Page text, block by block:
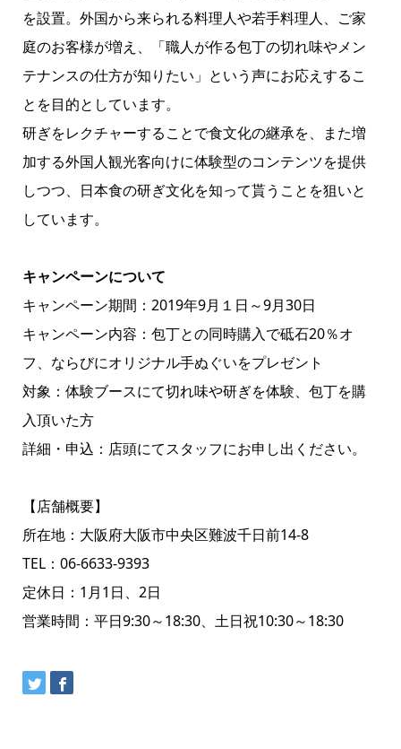
を設置。外国から来られる料理人や若手料理人、ご家
庭のお客様が増え、「職人が作る包丁の切れ味やメン
テナンスの仕方が知りたい」という声にお応えするこ
とを目的としています。
研ぎをレクチャーすることで食文化の継承を、また増
加する外国人観光客向けに体験型のコンテンツを提供
しつつ、日本食の研ぎ文化を知って貰うことを狙いと
しています。
キャンペーンについて
キャンペーン期間：2019年9月１日～9月30日
キャンペーン内容：包丁との同時購入で砥石20％オ
フ、ならびにオリジナル手ぬぐいをプレゼント
対象：体験ブースにて切れ味や研ぎを体験、包丁を購
入頂いた方
詳細・申込：店頭にてスタッフにお申し出ください。
【店舗概要】
所在地：大阪府大阪市中央区難波千日前14-8
TEL：06-6633-9393
定休日：1月1日、2日
営業時間：平日9:30～18:30、土日祝10:30～18:30